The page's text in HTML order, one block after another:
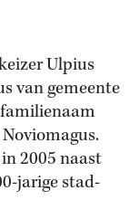
Ulpius
van gemeente
2005 naast
jarige stad-